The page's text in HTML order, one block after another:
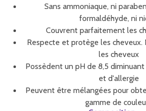
Sans ammoniaque, ni
formaldéhyde, ni
Couvrent parfaitement les
Respecte et protège les cheveux.
les cheveux
Possèdent un pH de 8,5
et d'allergie
Peuvent être mélangées pour
gamme de